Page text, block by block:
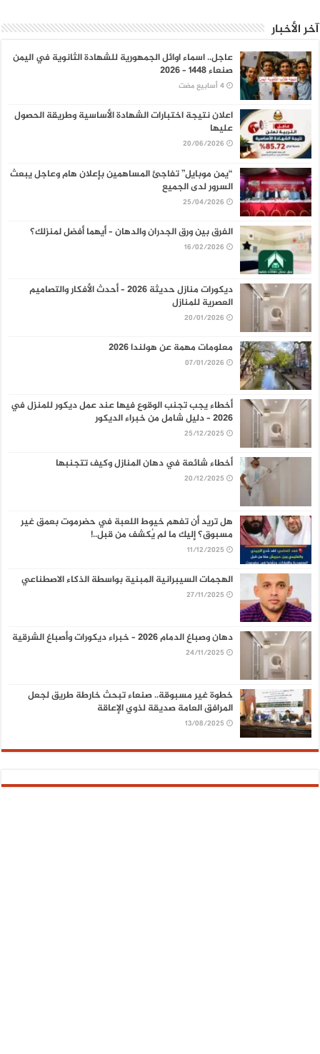
آخر الأخبار
عاجل.. اسماء اوائل الجمهورية للشهادة الثانوية في اليمن
صنعاء 1448 – 2026
اعلان نتيجة اختبارات الشهادة الأساسية وطريقة الحصول
عليها
20/06/2026
“يمن موبايل” تفاجئ المساهمين بإعلان هام وعاجل يبعث
السرور لدى الجميع
25/04/2026
الفرق بين ورق الجدران والدهان – أيهما أفضل لمنزلك؟
16/02/2026
ديكورات منازل حديثة 2026 – أحدث الأفكار والتصاميم
العصرية للمنازل
20/01/2026
معلومات مهمة عن هولندا 2026
07/01/2026
أخطاء يجب تجنب الوقوع فيها عند عمل ديكور للمنزل في
2026 – دليل شامل من خبراء الديكور
25/12/2025
أخطاء شائعة في دهان المنازل وكيف تتجنبها
20/12/2025
هل تريد أن تفهم خيوط اللعبة في حضرموت بعمق غير
مسبوق؟ إليك ما لم يُكشف من قبل..!
11/12/2025
الهجمات السيبرانية المبنية بواسطة الذكاء الاصطناعي
27/11/2025
دهان وصباغ الدمام 2026 – خبراء ديكورات وأصباغ الشرقية
24/11/2025
خطوة غير مسبوقة.. صنعاء تبحث خارطة طريق لجعل
المرافق العامة صديقة لذوي الإعاقة
13/08/2025